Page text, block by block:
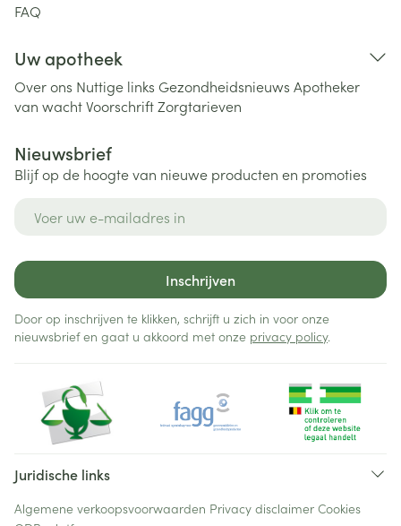
FAQ
Uw apotheek
Over ons Nuttige links Gezondheidsnieuws Apotheker
van wachtVoorschriftZorgtarieven
Nieuwsbrief
Blijf op de hoogte van nieuwe producten en promoties
Inschrijven
Door op inschrijven te klikken, schrijft u zich in voor onze
nieuwsbrief en gaat u akkoord met onze privacy policy.
Juridische links
Algemene verkoopsvoorwaarden Privacy disclaimer Cookies